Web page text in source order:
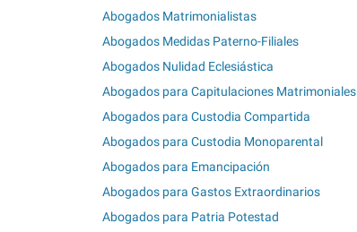
Abogados Matrimonialistas
Abogados Medidas Paterno-Filiales
Abogados Nulidad Eclesiástica
Abogados para Capitulaciones Matrimoniales
Abogados para Custodia Compartida
Abogados para Custodia Monoparental
Abogados para Emancipación
Abogados para Gastos Extraordinarios
Abogados para Patria Potestad